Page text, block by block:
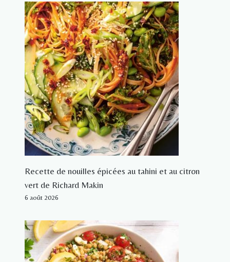
Recette de nouilles épicées au tahini et au citron
vert de Richard Makin
6 août 2026